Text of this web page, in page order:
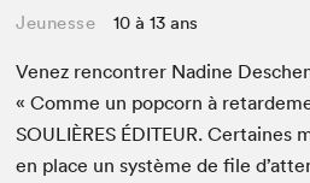
Jeunesse 10 à 13 ans
Venez ren­con­tr­er Nadine
« Comme un pop­corn à
SOULIÈRES ÉDI­TEUR. Cer­taines
en place un sys­tème de file